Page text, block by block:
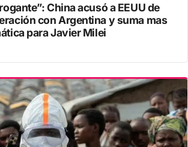
China acusó a EEUU de
con Argentina y suma mas
para Javier Milei